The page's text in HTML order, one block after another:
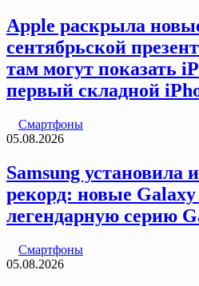
Apple раскрыла
сентябрьской
там могут показать
первый складной
Смартфоны
05.08.2026
Samsung установила
рекорд: новые
легендарную серию
Смартфоны
05.08.2026